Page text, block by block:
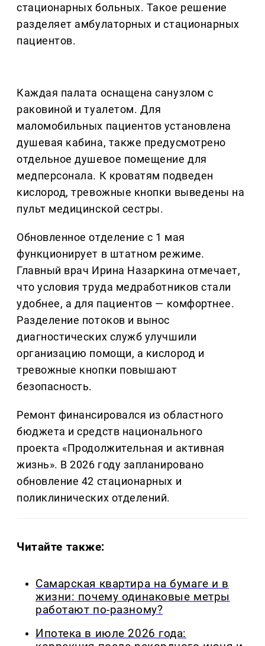
стационарных больных. Такое решение
разделяет амбулаторных и стационарных
пациентов.
Каждая палата оснащена санузлом с
раковиной и туалетом. Для
маломобильных пациентов установлена
душевая кабина, также предусмотрено
отдельное душевое помещение для
медперсонала. К кроватям подведен
кислород, тревожные кнопки выведены на
пульт медицинской сестры.
Обновленное отделение с 1 мая
функционирует в штатном режиме.
Главный врач Ирина Назаркина отмечает,
что условия труда медработников стали
удобнее, а для пациентов — комфортнее.
Разделение потоков и вынос
диагностических служб улучшили
организацию помощи, а кислород и
тревожные кнопки повышают
безопасность.
Ремонт финансировался из областного
бюджета и средств национального
проекта «Продолжительная и активная
жизнь». В 2026 году запланировано
обновление 42 стационарных и
поликлинических отделений.
Читайте также:
Самарская квартира на бумаге и в
жизни: почему одинаковые метры
работают по-разному?
Ипотека в июле 2026 года: